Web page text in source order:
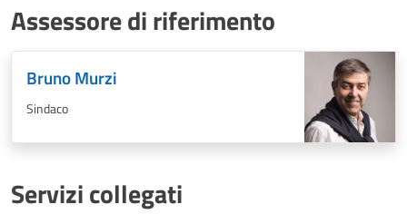
Assessore di riferimento
Bruno Murzi
Sindaco
Servizi collegati